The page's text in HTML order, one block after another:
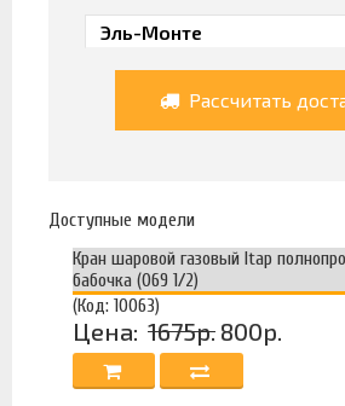
Рассчитать
Доступные модели
Кран шаровой газовый Itap
бабочка (069 1/2)
(Код: 10063)
Цена: 1675р. 800р.